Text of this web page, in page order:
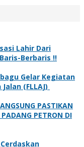
Lahir Dari
Berbaris !!
Gelar Kegiatan
(FLLAJ)
PASTIKAN
PADANG PETRON DI